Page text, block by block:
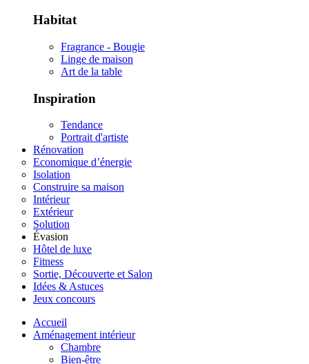
Habitat
Fragrance - Bougie
Linge de maison
Art de la table
Inspiration
Tendance
Portrait d'artiste
Rénovation
Economique d’énergie
Isolation
Construire sa maison
Intérieur
Extérieur
Solution
Évasion
Hôtel de luxe
Fitness
Sortie, Découverte et Salon
Idées & Astuces
Jeux concours
Accueil
Aménagement intérieur
Chambre
Bien-être